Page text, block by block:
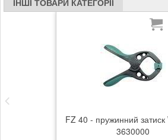
ІНШІ ТОВАРИ КАТЕГОРІЇ
FZ 40 - пружинний
3630000